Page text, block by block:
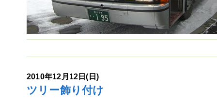
2010年12月12日(日)
ツリー飾り付け